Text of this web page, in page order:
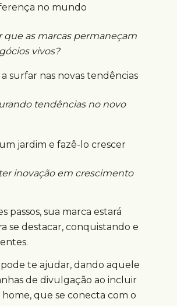
no mundo
que as marcas permaneçam
vivos?
surfar nas novas tendências
tendências no novo
jardim e fazê-lo crescer
inovação em crescimento
passos, sua marca estará
se destacar, conquistando e
pode te ajudar, dando aquele
de divulgação ao incluir
que se conecta com o